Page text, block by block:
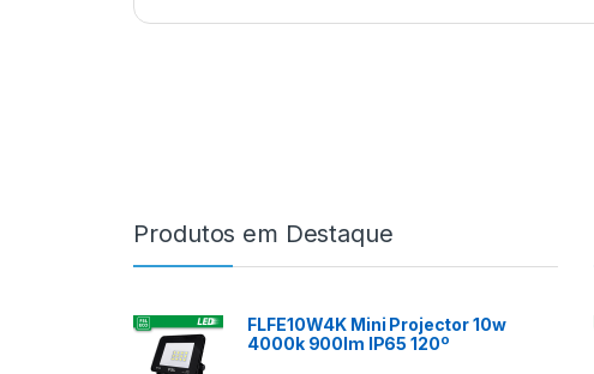
Produtos em Destaque
FLFE10W4K Mini Projector 10w
4000k 900lm IP65 120º